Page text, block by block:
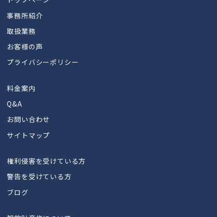
事務所紹介
取扱業務
お客様の声
プライバシーポリシー
料金案内
Q&A
お問い合わせ
サイトマップ
権利侵害を受けている方
警告を受けている方
ブログ